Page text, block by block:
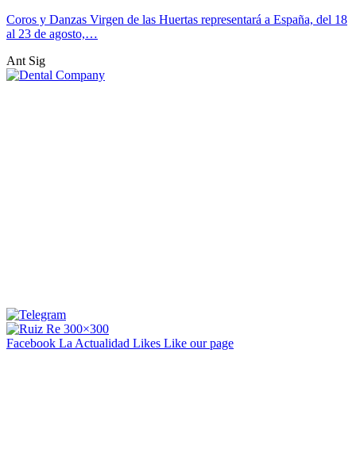
Coros y Danzas Virgen de las Huertas representará a España, del 18
al 23 de agosto,…
Ant Sig
Facebook La Actualidad Likes Like our page